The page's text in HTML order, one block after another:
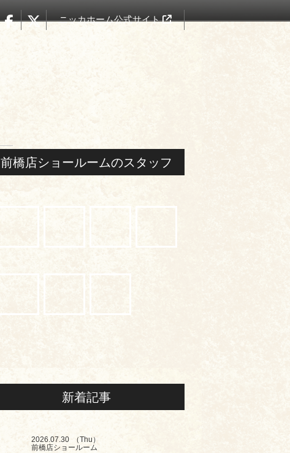
ニッカホーム公式サイト
前橋店ショールームのスタッフ
新着記事
2026.07.30
（Thu）
前橋店ショールーム